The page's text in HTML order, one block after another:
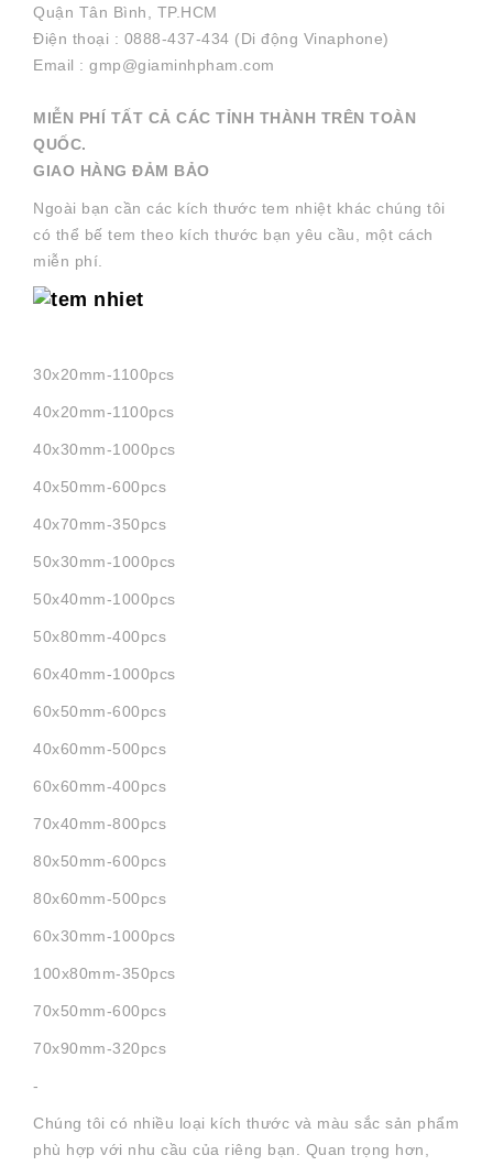
Quận Tân Bình, TP.HCM
Điện thoại : 0888-437-434 (Di động Vinaphone)
Email : gmp@giaminhpham.com
MIỄN PHÍ TẤT CẢ CÁC TỈNH THÀNH TRÊN TOÀN
QUỐC.
GIAO HÀNG ĐẢM BẢO
Ngoài bạn cần các kích thước tem nhiệt khác chúng tôi
có thể bế tem theo kích thước bạn yêu cầu, một cách
miễn phí.
30x20mm-1100pcs
40x20mm-1100pcs
40x30mm-1000pcs
40x50mm-600pcs
40x70mm-350pcs
50x30mm-1000pcs
50x40mm-1000pcs
50x80mm-400pcs
60x40mm-1000pcs
60x50mm-600pcs
40x60mm-500pcs
60x60mm-400pcs
70x40mm-800pcs
80x50mm-600pcs
80x60mm-500pcs
60x30mm-1000pcs
100x80mm-350pcs
70x50mm-600pcs
70x90mm-320pcs
-
Chúng tôi có nhiều loại kích thước và màu sắc sản phẩm
phù hợp với nhu cầu của riêng bạn. Quan trọng hơn,